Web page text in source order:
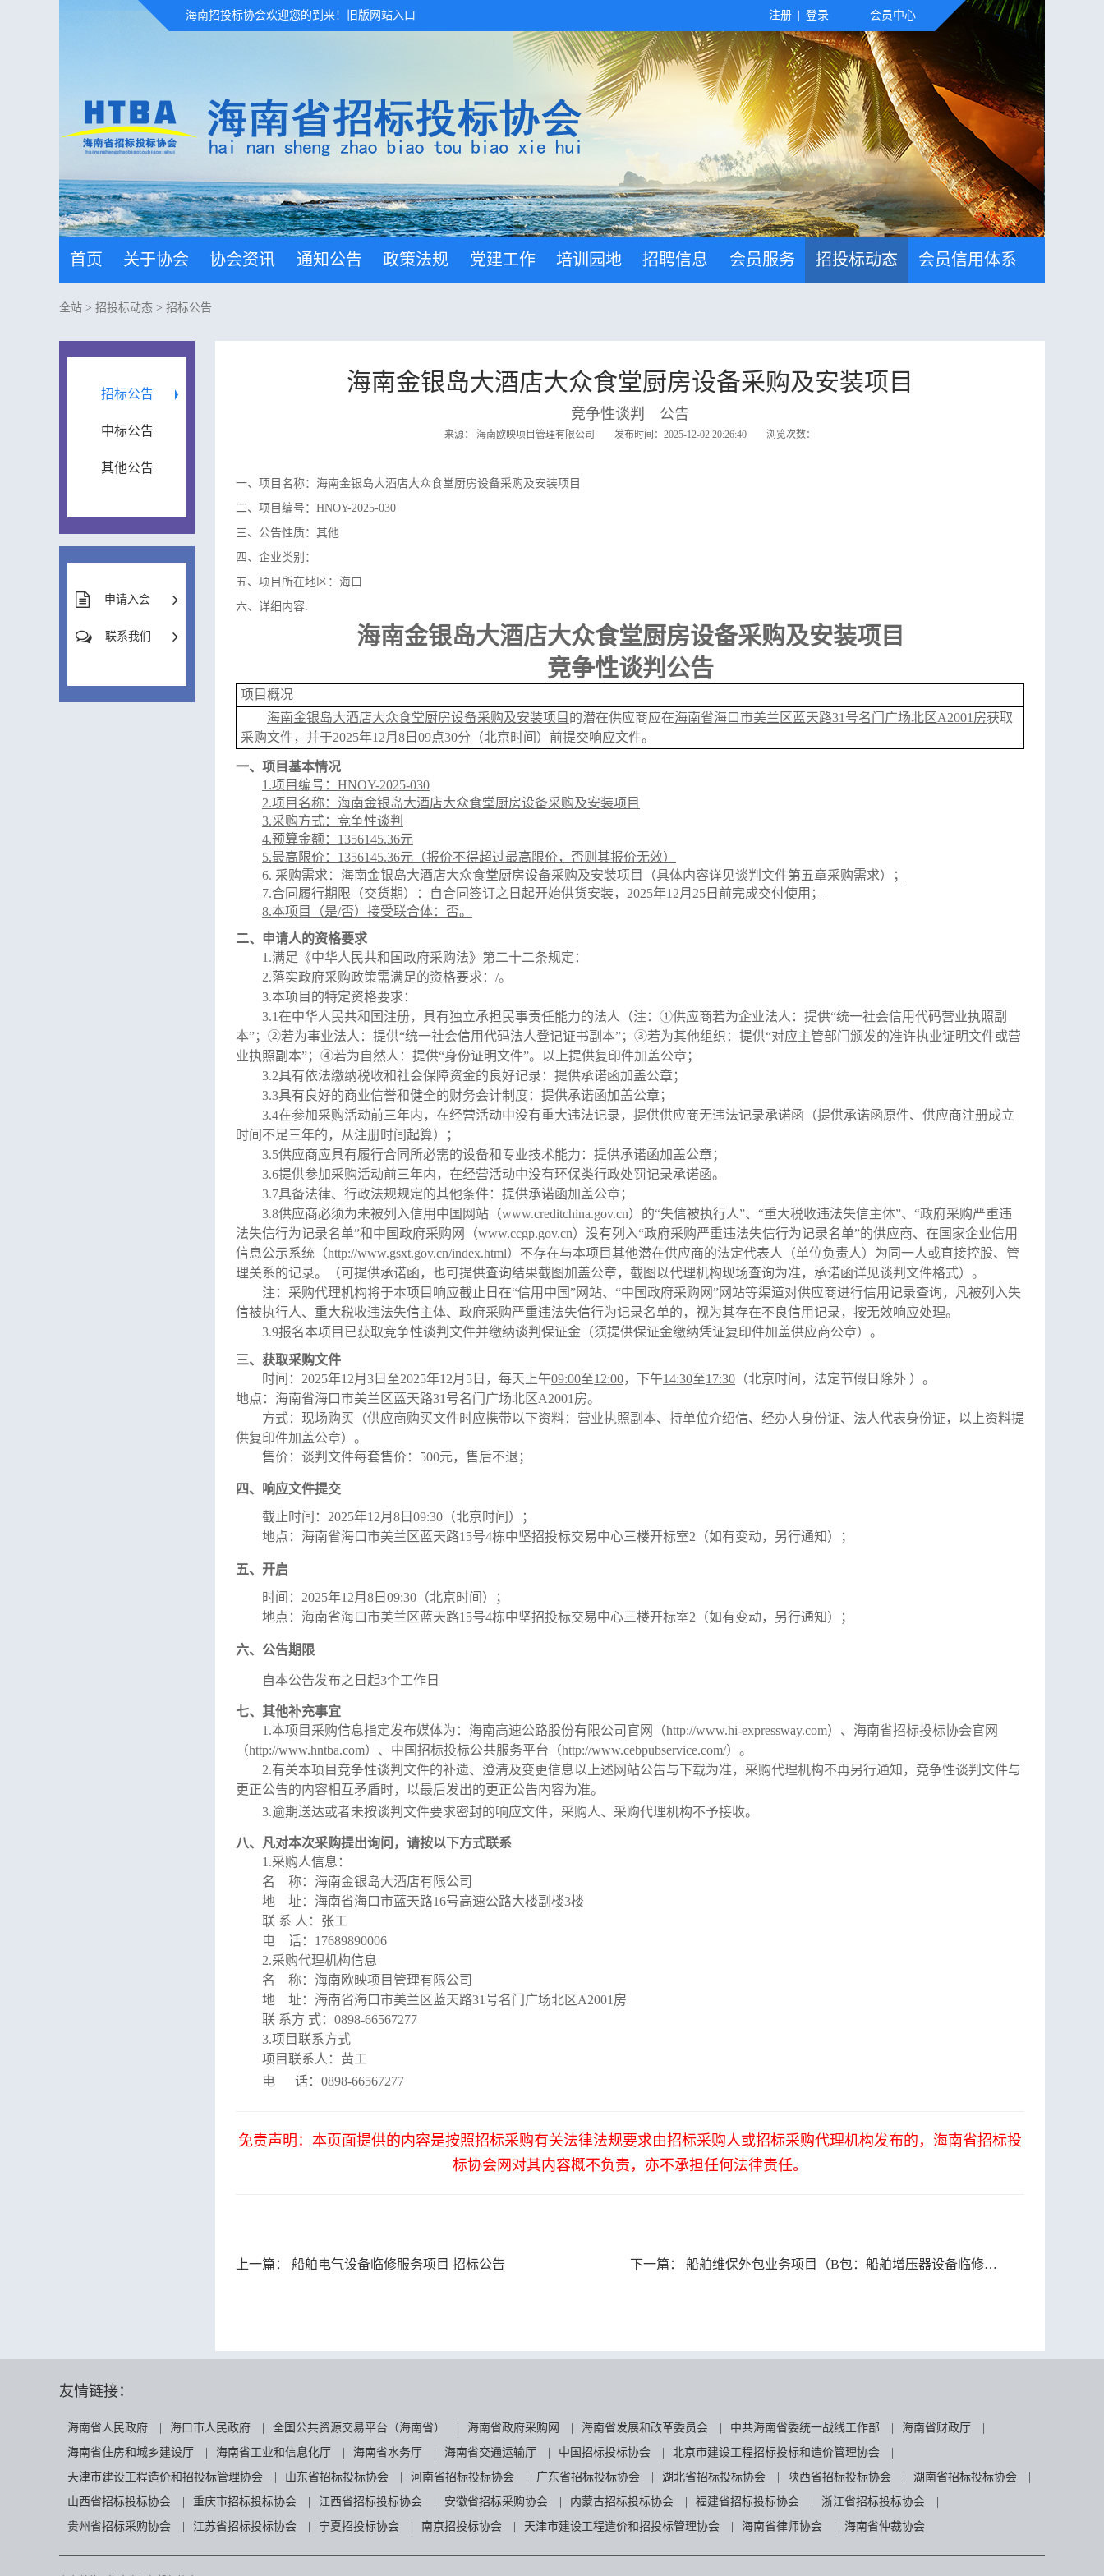
海南招投标协会欢迎您的到来！ 旧版网站入口 注册 登录 会员中心
首页 关于协会 协会资讯 通知公告 政策法规 党建工作 培训园地 招聘信息 会员服务 招投标动态 会员信用体系
全站 > 招投标动态 > 招标公告
招标公告
中标公告
其他公告
申请入会
联系我们
海南金银岛大酒店大众食堂厨房设备采购及安装项目
竞争性谈判 公告
来源： 海南欧映项目管理有限公司 发布时间：2025-12-02 20:26:40 浏览次数：
一、项目名称：海南金银岛大酒店大众食堂厨房设备采购及安装项目
二、项目编号：HNOY-2025-030
三、公告性质：其他
四、企业类别：
五、项目所在地区：海口
六、详细内容:
海南金银岛大酒店大众食堂厨房设备采购及安装项目
竞争性谈判公告
项目概况
海南金银岛大酒店大众食堂厨房设备采购及安装项目 的潜在供应商应在海南省海口市美兰区蓝天路31号名门广场北区A2001房获取
采购文件，并于2025年12月 8 日 09点30分 （北京时间）前提交响应文件。
一、 项目基本情况
1.项目编号： HNOY-2025-030
2.项目名称： 海南金银岛大酒店大众食堂厨房设备采购及安装项目
3.采购方式：竞争性谈判
4.预算金额： 1356145.36元
5.最高限价： 1356145.36元 （报价不得超过最高限价，否则其报价无效）
6. 采购需求： 海南金银岛大酒店大众食堂厨房设备采购及安装项目 （具体内容详见谈判 文件第五章采购需求）；
7.合同履行期限 （交货期） ： 自合同签订之日起开始供货安装， 2025年12月25日前完成交付使用 ；
8.本项目（是/否）接受联合体： 否。
二、申请人的资格要求
1.满足《中华人民共和国政府采购法》第二十二条规定：
2.落实政府采购政策需满足的资格要求： /。
3.本项目的特定资格要求：
3.1在中华人民共和国注册，具有独立承担民事责任能力的法人（注：①供应商若为企业法人：提供“统一社会信用代码营业执照副
本”；②若为事业法人：提供“统一社会信用代码法人登记证书副本”；③若为其他组织：提供“对应主管部门颁发的准许执业证明文件或营
业执照副本”；④若为自然人：提供“身份证明文件”。以上提供复印件加盖公章；
3.2具有依法缴纳税收和社会保障资金的良好记录：提供承诺函加盖公章；
3.3具有良好的商业信誉和健全的财务会计制度：提供承诺函加盖公章；
3.4在参加采购活动前三年内，在经营活动中没有重大违法记录，提供供应商无违法记录承诺函（提供承诺函原件、供应商注册成立
时间不足三年的，从注册时间起算）；
3.5供应商应具有履行合同所必需的设备和专业技术能力：提供承诺函加盖公章；
3.6提供参加采购活动前三年内，在经营活动中没有环保类行政处罚记录承诺函。
3.7具备法律、行政法规规定的其他条件：提供承诺函加盖公章；
3.8供应商必须为未被列入信用中国网站（www.creditchina.gov.cn）的“失信被执行人”、“重大税收违法失信主体”、“政府采购严重违
法失信行为记录名单”和中国政府采购网（www.ccgp.gov.cn）没有列入“政府采购严重违法失信行为记录名单”的供应商、在国家企业信用
信息公示系统 （http://www.gsxt.gov.cn/index.html） 不存在与本项目其他潜在供应商的法定代表人（单位负责人）为同一人或直接控股、管
理关系的记录。（可提供承诺函，也可提供查询结果截图加盖公章， 截图以代理机构现场查询为准，承诺函详见谈判文件格式）。
注：采购代理机构将于本项目 响应截止日在“信用中国”网站、“中国政府采购网”网站等渠道对供应商进行信用记录查询，凡被列入失
信被执行人、重大税收违法失信主体、政府采购严重违法失信行为记录名单的，视为其存在不良信用记录，按无效响应处理。
3.9报名本项目已获取竞争性谈判文件并缴纳谈判保证金（须提供保证金缴纳凭证复印件加盖供应商公章）。
三、 获取采购文件
时间： 2025年12月 3 日至2025年12月 5 日 ， 每天上午09:00至12:00，下午14:30至17:30 （北京时间，法定节假日除外 ）。
地点： 海南省海口市美兰区蓝天路31号名门广场北区A2001房。
方式：现场购买（供应商购买文件时应携带以下资料：营业执照副本、持单位介绍信、经办人身份证、法人代表身份证，以上资料提
供复印件加盖公章）。
售价： 谈判 文件每套售价： 500元， 售后不退 ；
四、
响应文件提交
截止时间： 2025年12月 8 日 09:30 （北京时间）；
地点： 海南省海口市美兰区蓝天路15号4栋中坚招投标交易中心三楼开标室2 （如有变动，另行通知） ；
五、开启
时间 ： 2025年12月 8 日 09:30 （北京时间）；
地点： 海南省海口市美兰区蓝天路15号4栋中坚招投标交易中心三楼开标室2 （如有变动，另行通知）；
六、公告期限
自本公告发布之日起3个工作日
七、其他补充事宜
1.本项目采购信息指定发布媒体为： 海南高速公路股份有限公司官网（http://www.hi-expressway.com）、海南省招标投标协会官网
（http://www.hntba.com）、 中国招标投标公共服务平台 （http://www.cebpubservice.com/） 。
2.有关本项目竞争性谈判文件的补遗、澄清及变更信息以上述网站公告与下载为准，采购代理机构不再另行通知，竞争性谈判文件与
更正公告的内容相互矛盾时，以最后发出的更正公告内容为准。
3.逾期送达或者未按谈判 文件要求密封的响应文件，采购人、采购代理机构不予接收。
八、
凡对本次采购提出询问，请按以下方式联系
1.采购人信息：
名
称： 海南金银岛大酒店有限公司
地
址： 海南省海口市蓝天路16号高速公路大楼副楼3楼
联 系 人： 张工
电
话： 17689890006
2.采购代理机构信息
名
称： 海南欧映项目管理有限公司
地
址： 海南省海口市美兰区蓝天路31号名门广场北区A2001房
联 系方 式： 0898-66567277
3.项目联系方式
项目联系人： 黄工
电
话： 0898-66567277
免责声明：本页面提供的内容是按照招标采购有关法律法规要求由招标采购人或招标采购代理机构发布的，海南省招标投
标协会网对其内容概不负责，亦不承担任何法律责任。
上一篇： 船舶电气设备临修服务项目 招标公告 下一篇： 船舶维保外包业务项目（B包：船舶增压器设备临修）招标公告
友情链接：
海南省人民政府 海口市人民政府 全国公共资源交易平台（海南省） 海南省政府采购网 海南省发展和改革委员会 中共海南省委统一战线工作部 海南省财政厅
海南省住房和城乡建设厅
海南省工业和信息化厅 海南省水务厅 海南省交通运输厅 中国招标投标协会 北京市建设工程招标投标和造价管理协会
天津市建设工程造价和招投标管理协会
山东省招标投标协会 河南省招标投标协会 广东省招标投标协会 湖北省招标投标协会 陕西省招标投标协会 湖南省招标投标协会
山西省招标投标协会
重庆市招标投标协会 江西省招标投标协会 安徽省招标采购协会 内蒙古招标投标协会 福建省招标投标协会 浙江省招标投标协会
贵州省招标采购协会
江苏省招标投标协会 宁夏招投标协会 南京招投标协会 天津市建设工程造价和招投标管理协会 海南省律师协会 海南省仲裁协会